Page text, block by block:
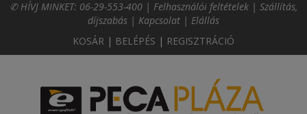
✆ HÍVJ MINKET: 06-29-553-400 | Felhasználói feltételek | Szállítás,
díjszabás | Kapcsolat | Elállás
KOSÁR | BELÉPÉS | REGISZTRÁCIÓ